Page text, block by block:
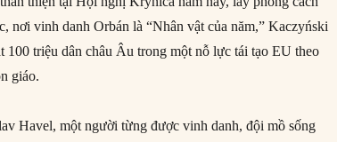
nơi vinh danh Orbán là “Nhân vật của năm,” Kaczyński
100 triệu dân châu Âu trong một nỗ lực tái tạo EU theo
giáo.
Havel, một người từng được vinh danh, đội mồ sống